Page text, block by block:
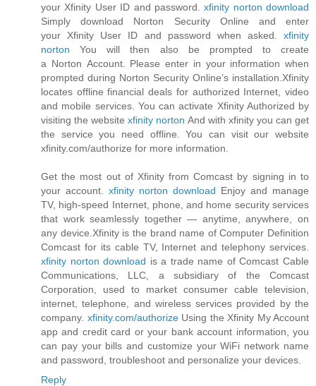
your Xfinity User ID and password.xfinity norton download
Simply download Norton Security Online and enter
your Xfinity User ID and password when asked. xfinity
norton You will then also be prompted to create
a Norton Account. Please enter in your information when
prompted during Norton Security Online’s installation.Xfinity
locates offline financial deals for authorized Internet, video
and mobile services. You can activate Xfinity Authorized by
visiting the websitexfinity norton And with xfinity you can get
the service you need offline. You can visit our website
xfinity.com/authorize for more information.
Get the most out of Xfinity from Comcast by signing in to
your account. xfinity norton download Enjoy and manage
TV, high-speed Internet, phone, and home security services
that work seamlessly together — anytime, anywhere, on
any device.Xfinity is the brand name of Computer Definition
Comcast for its cable TV, Internet and telephony services.
xfinity norton download is a trade name of Comcast Cable
Communications, LLC, a subsidiary of the Comcast
Corporation, used to market consumer cable television,
internet, telephone, and wireless services provided by the
company. xfinity.com/authorizeUsing the Xfinity My Account
app and credit card or your bank account information, you
can pay your bills and customize your WiFi network name
and password, troubleshoot and personalize your devices.
Reply